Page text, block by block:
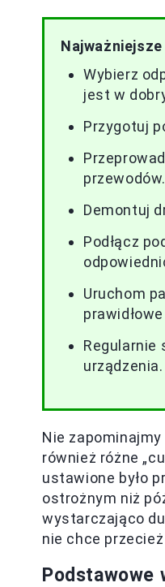
Wybierz
jest w
Przygotuj
przewodów.
Demontuj
Podłącz
Uruchom
Regularnie
urządzenia.
Nie
również różne
ustawione było
ostrożnym niż
wystarczająco
nie chce
Podstawowe